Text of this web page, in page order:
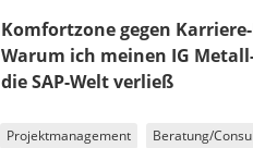
Komfortzone gegen
Warum ich meinen IG
die SAP-Welt verließ
Projektmanagement Beratung/